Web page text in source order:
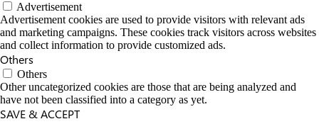
Advertisement
Advertisement cookies are used to provide visitors with relevant ads
and marketing campaigns. These cookies track visitors across websites
and collect information to provide customized ads.
Others
Others
Other uncategorized cookies are those that are being analyzed and
have not been classified into a category as yet.
SAVE & ACCEPT